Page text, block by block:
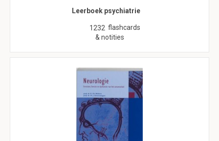
Leerboek psychiatrie
1232 flashcards
& notities